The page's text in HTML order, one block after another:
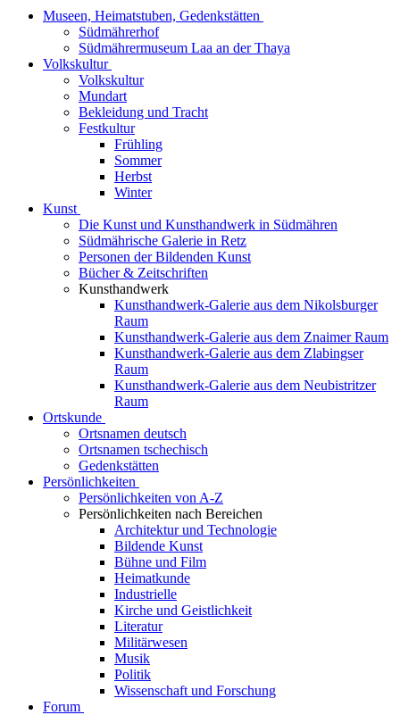
Museen, Heimatstuben, Gedenkstätten
Südmährerhof
Südmährermuseum Laa an der Thaya
Volkskultur
Volkskultur
Mundart
Bekleidung und Tracht
Festkultur
Frühling
Sommer
Herbst
Winter
Kunst
Die Kunst und Kunsthandwerk in Südmähren
Südmährische Galerie in Retz
Personen der Bildenden Kunst
Bücher & Zeitschriften
Kunsthandwerk
Kunsthandwerk-Galerie aus dem Nikolsburger
Raum
Kunsthandwerk-Galerie aus dem Znaimer Raum
Kunsthandwerk-Galerie aus dem Zlabingser
Raum
Kunsthandwerk-Galerie aus dem Neubistritzer
Raum
Ortskunde
Ortsnamen deutsch
Ortsnamen tschechisch
Gedenkstätten
Persönlichkeiten
Persönlichkeiten von A-Z
Persönlichkeiten nach Bereichen
Architektur und Technologie
Bildende Kunst
Bühne und Film
Heimatkunde
Industrielle
Kirche und Geistlichkeit
Literatur
Militärwesen
Musik
Politik
Wissenschaft und Forschung
Forum